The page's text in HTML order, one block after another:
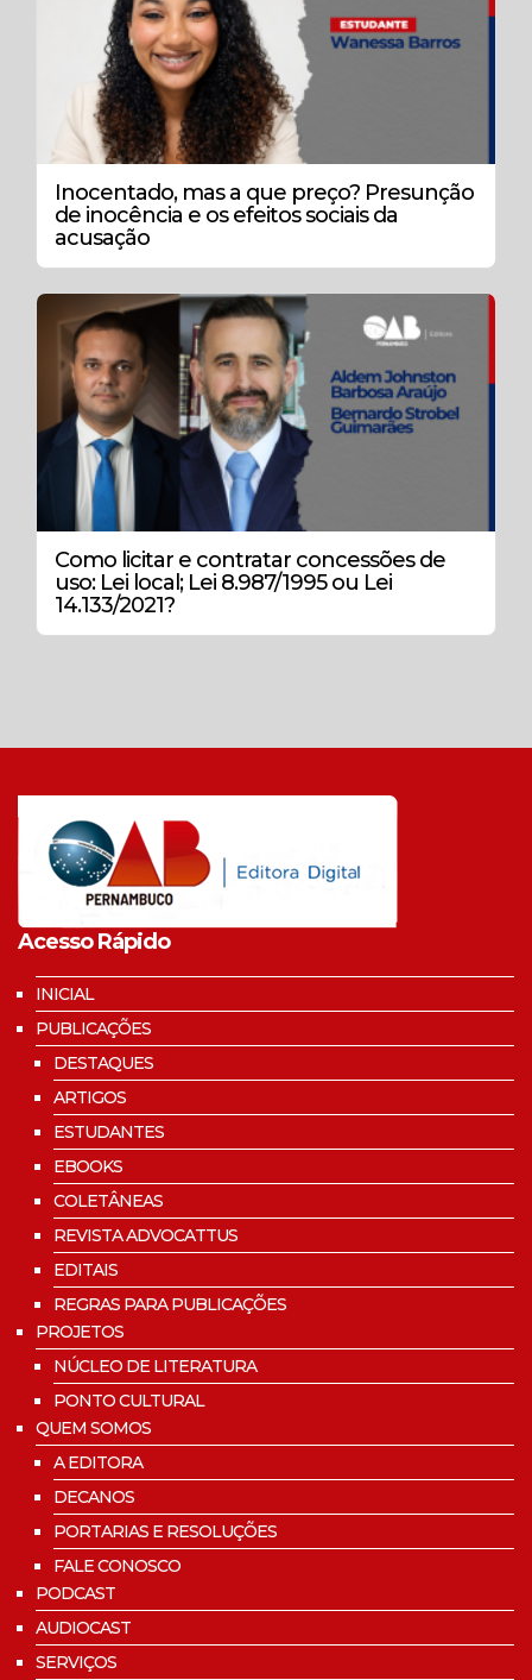
Inocentado, mas a que preço? Presunção
de inocência e os efeitos sociais da
acusação
Como licitar e contratar concessões de
uso: Lei local; Lei 8.987/1995 ou Lei
14.133/2021?
Acesso Rápido
INICIAL
PUBLICAÇÕES
DESTAQUES
ARTIGOS
ESTUDANTES
EBOOKS
COLETÂNEAS
REVISTA ADVOCATTUS
EDITAIS
REGRAS PARA PUBLICAÇÕES
PROJETOS
NÚCLEO DE LITERATURA
PONTO CULTURAL
QUEM SOMOS
A EDITORA
DECANOS
PORTARIAS E RESOLUÇÕES
FALE CONOSCO
PODCAST
AUDIOCAST
SERVIÇOS